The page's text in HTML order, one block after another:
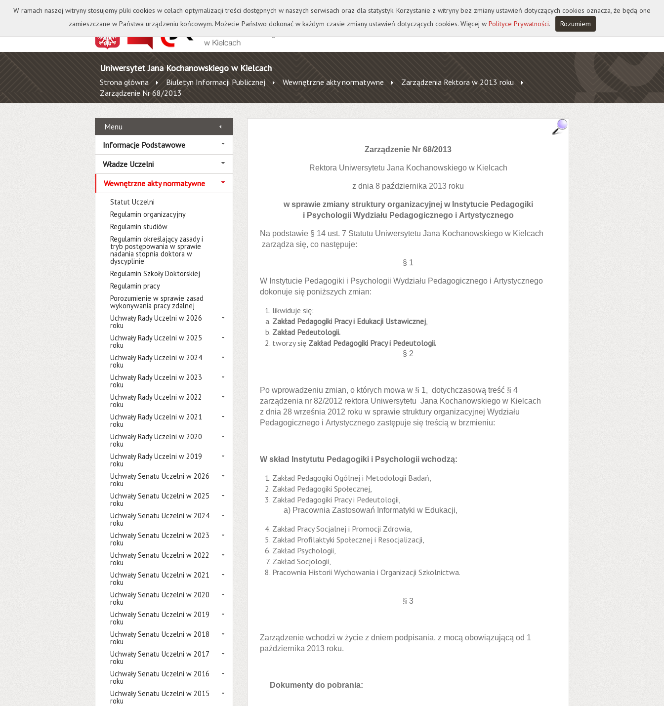
Kontakt Biblioteka Wydawnictwo Wirtualna Uczelnia A A A A
Uniwersytet Jana Kochanowskiego w Kielcach
Strona główna Biuletyn Informacji Publicznej Wewnętrzne akty normatywne
Zarządzenia Rektora w 2013 roku
Zarządzenie Nr 68/2013
Menu
Informacje Podstawowe
Władze Uczelni
Wewnętrzne akty normatywne
Statut Uczelni
Regulamin organizacyjny
Regulamin studiów
Regulamin określający zasady i
tryb postępowania w sprawie
nadania stopnia doktora w
dyscyplinie
Regulamin Szkoły Doktorskiej
Regulamin pracy
Porozumienie w sprawie zasad
wykonywania pracy zdalnej
Uchwały Rady Uczelni w 2026
roku
Uchwały Rady Uczelni w 2025
roku
Uchwały Rady Uczelni w 2024
roku
Uchwały Rady Uczelni w 2023
roku
Uchwały Rady Uczelni w 2022
roku
Uchwały Rady Uczelni w 2021
roku
Uchwały Rady Uczelni w 2020
roku
Uchwały Rady Uczelni w 2019
roku
Uchwały Senatu Uczelni w 2026
roku
Uchwały Senatu Uczelni w 2025
roku
Uchwały Senatu Uczelni w 2024
roku
Uchwały Senatu Uczelni w 2023
roku
Uchwały Senatu Uczelni w 2022
roku
Uchwały Senatu Uczelni w 2021
roku
Uchwały Senatu Uczelni w 2020
roku
Uchwały Senatu Uczelni w 2019
roku
Uchwały Senatu Uczelni w 2018
roku
Uchwały Senatu Uczelni w 2017
roku
Uchwały Senatu Uczelni w 2016
roku
Uchwały Senatu Uczelni w 2015
roku
Zarządzenie Nr 68/2013
Rektora Uniwersytetu Jana Kochanowskiego w Kielcach
z dnia 8 października 2013 roku
w sprawie zmiany struktury organizacyjnej w Instytucie Pedagogiki
i Psychologii Wydziału Pedagogicznego i Artystycznego
Na podstawie § 14 ust. 7 Statutu Uniwersytetu Jana Kochanowskiego w Kielcach
zarządza się, co następuje:
§ 1
W Instytucie Pedagogiki i Psychologii Wydziału Pedagogicznego i Artystycznego
dokonuje się poniższych zmian:
likwiduje się:
Zakład Pedagogiki Pracy i Edukacji Ustawicznej,
Zakład Pedeutologii.
tworzy się Zakład Pedagogiki Pracy i Pedeutologii.
§ 2
Po wprowadzeniu zmian, o których mowa w § 1, dotychczasową treść § 4
zarządzenia nr 82/2012 rektora Uniwersytetu Jana Kochanowskiego w Kielcach
z dnia 28 września 2012 roku w sprawie struktury organizacyjnej Wydziału
Pedagogicznego i Artystycznego zastępuje się treścią w brzmieniu:
W skład Instytutu Pedagogiki i Psychologii wchodzą:
Zakład Pedagogiki Ogólnej i Metodologii Badań,
Zakład Pedagogiki Społecznej,
Zakład Pedagogiki Pracy i Pedeutologii,
a) Pracownia Zastosowań Informatyki w Edukacji,
Zakład Pracy Socjalnej i Promocji Zdrowia,
Zakład Profilaktyki Społecznej i Resocjalizacji,
Zakład Psychologii,
Zakład Socjologii,
Pracownia Historii Wychowania i Organizacji Szkolnictwa.
§ 3
Zarządzenie wchodzi w życie z dniem podpisania, z mocą obowiązującą od 1
października 2013 roku.
Dokumenty do pobrania:
W ramach naszej witryny stosujemy pliki cookies w celach optymalizacji treści dostępnych w naszych serwisach oraz dla statystyk. Korzystanie z witryny bez zmiany ustawień dotyczących cookies oznacza, że będą one
zamieszczane w Państwa urządzeniu końcowym. Możecie Państwo dokonać w każdym czasie zmiany ustawień dotyczących cookies. Więcej w Polityce Prywatności. Rozumiem